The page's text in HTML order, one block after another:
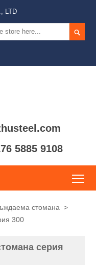
LTD

5885 9108
стомана >
300
серия